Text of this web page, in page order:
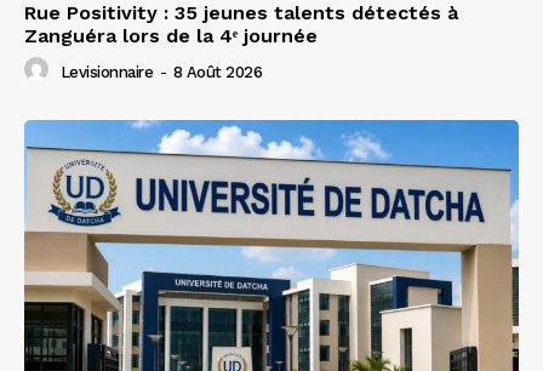
Rue Positivity : 35 jeunes talents détectés à
Zanguéra lors de la 4ᵉ journée
Levisionnaire - 8 Août 2026